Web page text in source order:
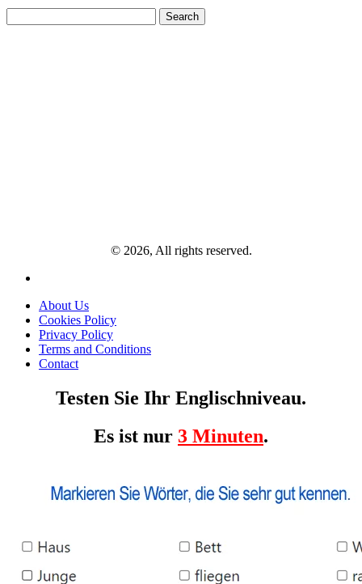
for:
© 2026, All rights reserved.
About Us
Cookies Policy
Privacy Policy
Terms and Conditions
Contact
Testen Sie Ihr Englischniveau.
Es ist nur 3 Minuten.